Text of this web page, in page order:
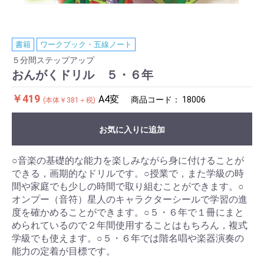
書籍 ワークブック・五線ノート
５分間ステップアップ
おんがくドリル ５・６年
￥419 (本体￥381＋税) A4変 商品コード： 18006
お気に入りに追加
○音楽の基礎的な能力を楽しみながら身に付けることが
できる，画期的なドリルです。○授業で，また学級の時
間や家庭でも少しの時間で取り組むことができます。○
オンプー（音符）星人のキャラクターシールで学習の進
度を確かめることができます。○５・６年で１冊にまと
められているので２年間使用することはもちろん，複式
学級でも使えます。○５・６年では階名唱や楽器演奏の
能力の定着が目標です。